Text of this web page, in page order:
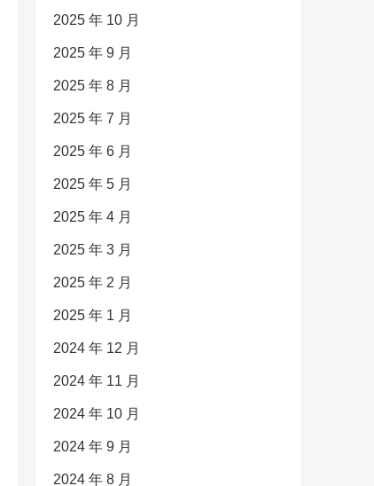
2025 年 10 月
2025 年 9 月
2025 年 8 月
2025 年 7 月
2025 年 6 月
2025 年 5 月
2025 年 4 月
2025 年 3 月
2025 年 2 月
2025 年 1 月
2024 年 12 月
2024 年 11 月
2024 年 10 月
2024 年 9 月
2024 年 8 月